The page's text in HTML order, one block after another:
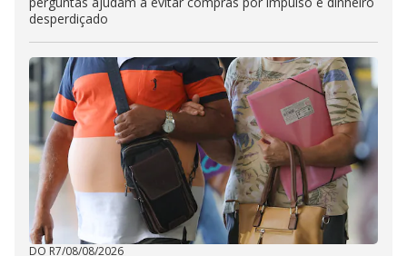
desperdiçado
DO R7/08/08/2026